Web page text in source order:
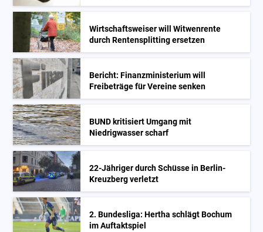
Wirtschaftsweiser will Witwenrente
durch Rentensplitting ersetzen
Bericht: Finanzministerium will
Freibeträge für Vereine senken
BUND kritisiert Umgang mit
Niedrigwasser scharf
22-Jähriger durch Schüsse in Berlin-
Kreuzberg verletzt
2. Bundesliga: Hertha schlägt Bochum
im Auftaktspiel